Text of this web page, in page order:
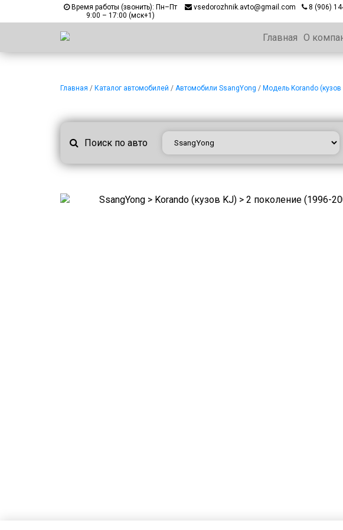
Время работы (звонить): Пн–Пт
9:00 – 17:00 (мск+1)
vsedorozhnik.avto@gmail.com
8 (906)
Главная О
Главная / Каталог автомобилей / Автомобили SsangYong / Модель Korando (кузов
Поиск по авто
SsangYong > Korando (кузов KJ) > 2 поколение (1996-